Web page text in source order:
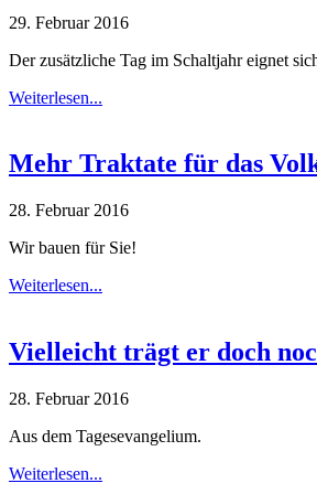
29. Februar 2016
Der zusätzliche Tag im Schaltjahr eignet
Weiterlesen...
Mehr Traktate für das
28. Februar 2016
Wir bauen für Sie!
Weiterlesen...
Vielleicht trägt er doch
28. Februar 2016
Aus dem Tagesevangelium.
Weiterlesen...